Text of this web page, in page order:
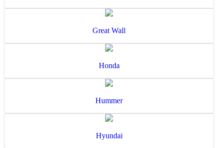
Great Wall
Honda
Hummer
Hyundai